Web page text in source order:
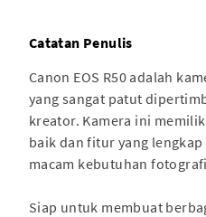
Catatan Penulis
Canon EOS R50 adalah
yang sangat patut
kreator. Kamera ini
baik dan fitur yang
macam kebutuhan
Siap untuk membuat